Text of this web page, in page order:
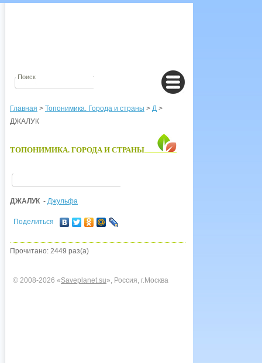
Главная > Топонимика. Города и страны > Д >
ДЖАЛУК
ТОПОНИМИКА. ГОРОДА И СТРАНЫ
ДЖАЛУК - Джульфа
Поделиться
Прочитано: 2449 раз(а)
© 2008-2026 «Saveplanet.su», Россия, г.Москва